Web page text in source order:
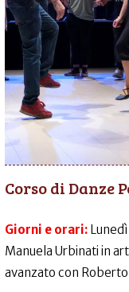
Corso di Danze
Giorni e orari:
Manuela Urbinati in
avanzato con Roberto